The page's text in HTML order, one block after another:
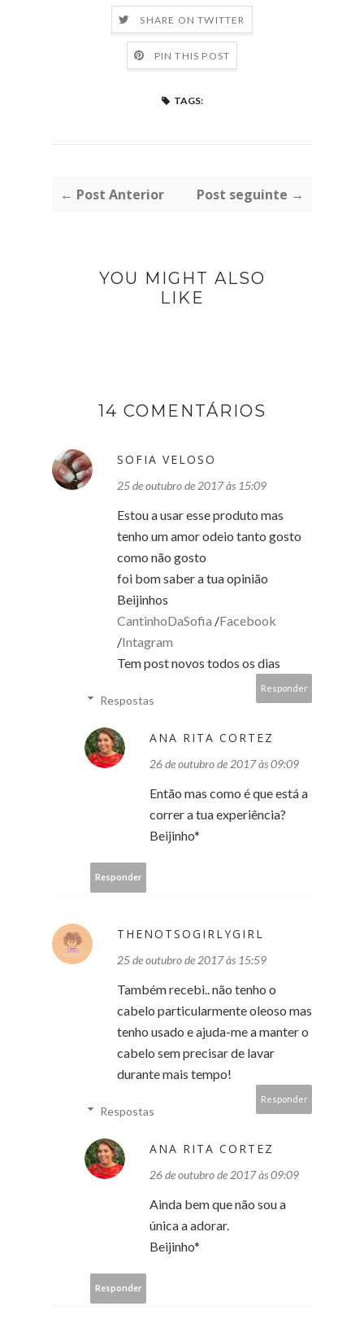
SHARE ON TWITTER
PIN THIS POST
TAGS:
← Post Anterior Post seguinte →
YOU MIGHT ALSO
LIKE
14 COMENTÁRIOS
SOFIA VELOSO
25 de outubro de 2017 às 15:09
Estou a usar esse produto mas
tenho um amor odeio tanto gosto
como não gosto
foi bom saber a tua opinião
Beijinhos
CantinhoDaSofia /Facebook
/Intagram
Tem post novos todos os dias
Responder
Respostas
ANA RITA CORTEZ
26 de outubro de 2017 às 09:09
Então mas como é que está a
correr a tua experiência?
Beijinho*
Responder
THENOTSOGIRLYGIRL
25 de outubro de 2017 às 15:59
Também recebi.. não tenho o
cabelo particularmente oleoso mas
tenho usado e ajuda-me a manter o
cabelo sem precisar de lavar
durante mais tempo!
Responder
Respostas
ANA RITA CORTEZ
26 de outubro de 2017 às 09:09
Ainda bem que não sou a
única a adorar.
Beijinho*
Responder